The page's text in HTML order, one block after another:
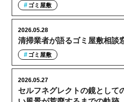
ゴミ屋敷
清掃業者が語るゴミ屋敷相談
2026.05.28
ゴミ屋敷
セルフネグレクトの鏡として
2026.05.27